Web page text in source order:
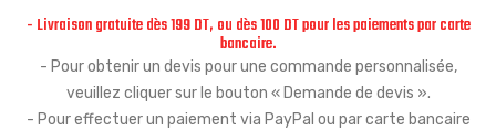
- Livraison gratuite dès 199 DT, ou dès 100 DT pour les paiements par carte
bancaire.
- Pour obtenir un devis pour une commande personnalisée,
veuillez cliquer sur le bouton « Demande de devis ».
- Pour effectuer un paiement via PayPal ou par carte bancaire